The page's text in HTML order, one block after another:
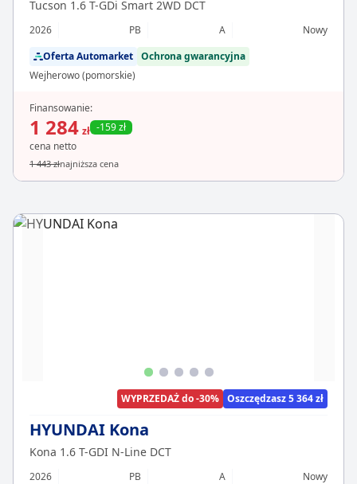
Tucson 1.6 T-GDi Smart 2WD DCT
2026 PB A
Nowy
Oferta Automarket Ochrona gwarancyjna
Wejherowo (pomorskie)
Finansowanie:
1 284 zł -159 zł
cena netto
1 443 złnajniższa cena
WYPRZEDAŻ do -30% Oszczędzasz 5 364 zł
HYUNDAI Kona
Kona 1.6 T-GDI N-Line DCT
2026 PB A
Nowy